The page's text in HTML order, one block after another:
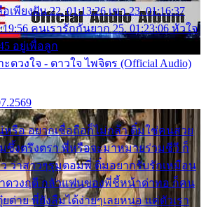
เพียงฝัน 22. 01:13:26 เขา 23. 01:16:37
คนเรารักกันยาก 25. 01:23:06 หัวใจ
อยู่เพื่อลูก
ะดวงใจ - ดาวใจ ไพจิตร (Official Audio)
หรือ อยากเชื่อถือก็ไม่กล้า ติ๋มใช่คนสวย
ซึ้งตรึงตรา พี่หรือจะมาหมายร่วมชีวี ก็
ว่าสาวๆรุมตอมพี่ ติ๋มอยากรับรักเหมือน
ดวงฤดี กลัวแฟนของพี่ชี้หน้าด่าทอ ก็คน
ต่าย พี่ยังลืมได้ง่ายๆเลยหนอ แค่ตัวเรา